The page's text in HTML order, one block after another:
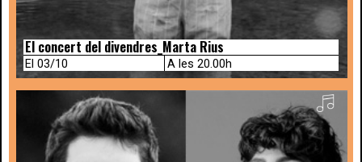
El concert del divendres_Marta Rius
El 03/10 A les 20.00h